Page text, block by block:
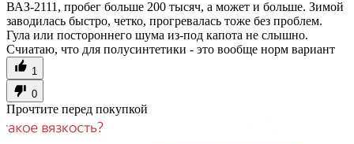
ВАЗ-2111, пробег больше 200 тысяч, а может и больше. Зимой
заводилась быстро, четко, прогревалась тоже без проблем.
Гула или постороннего шума из-под капота не слышно.
Счиатаю, что для полусинтетики - это вообще норм вариант
1
0
Прочтите перед покупкой